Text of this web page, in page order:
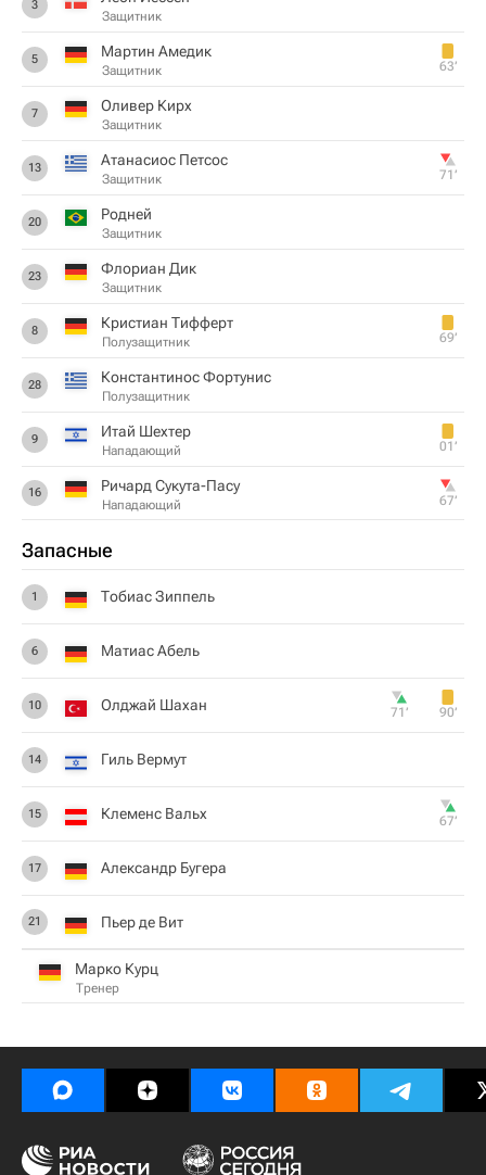
3
Защитник
5 Мартин Амедик
Защитник 63‎’‎
7 Оливер Кирх
Защитник
13 Атанасиос Петсос
Защитник 71‎’‎
20 Родней
Защитник
23 Флориан Дик
Защитник
8 Кристиан Тифферт
Полузащитник 69‎’‎
28 Константинос Фортунис
Полузащитник
9 Итай Шехтер
Нападающий 01‎’‎
16 Ричард Сукута-Пасу
Нападающий 67‎’‎
Запасные
1 Тобиас Зиппель
6 Матиас Абель
10 Олджай Шахан 71‎’‎ 90‎’‎
14 Гиль Вермут
15 Клеменс Вальх 67‎’‎
17 Александр Бугера
21 Пьер де Вит
Марко Курц
Тренер